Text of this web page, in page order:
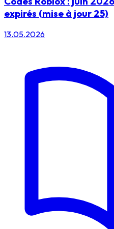
expirés (mise à jour 25)
13.05.2026